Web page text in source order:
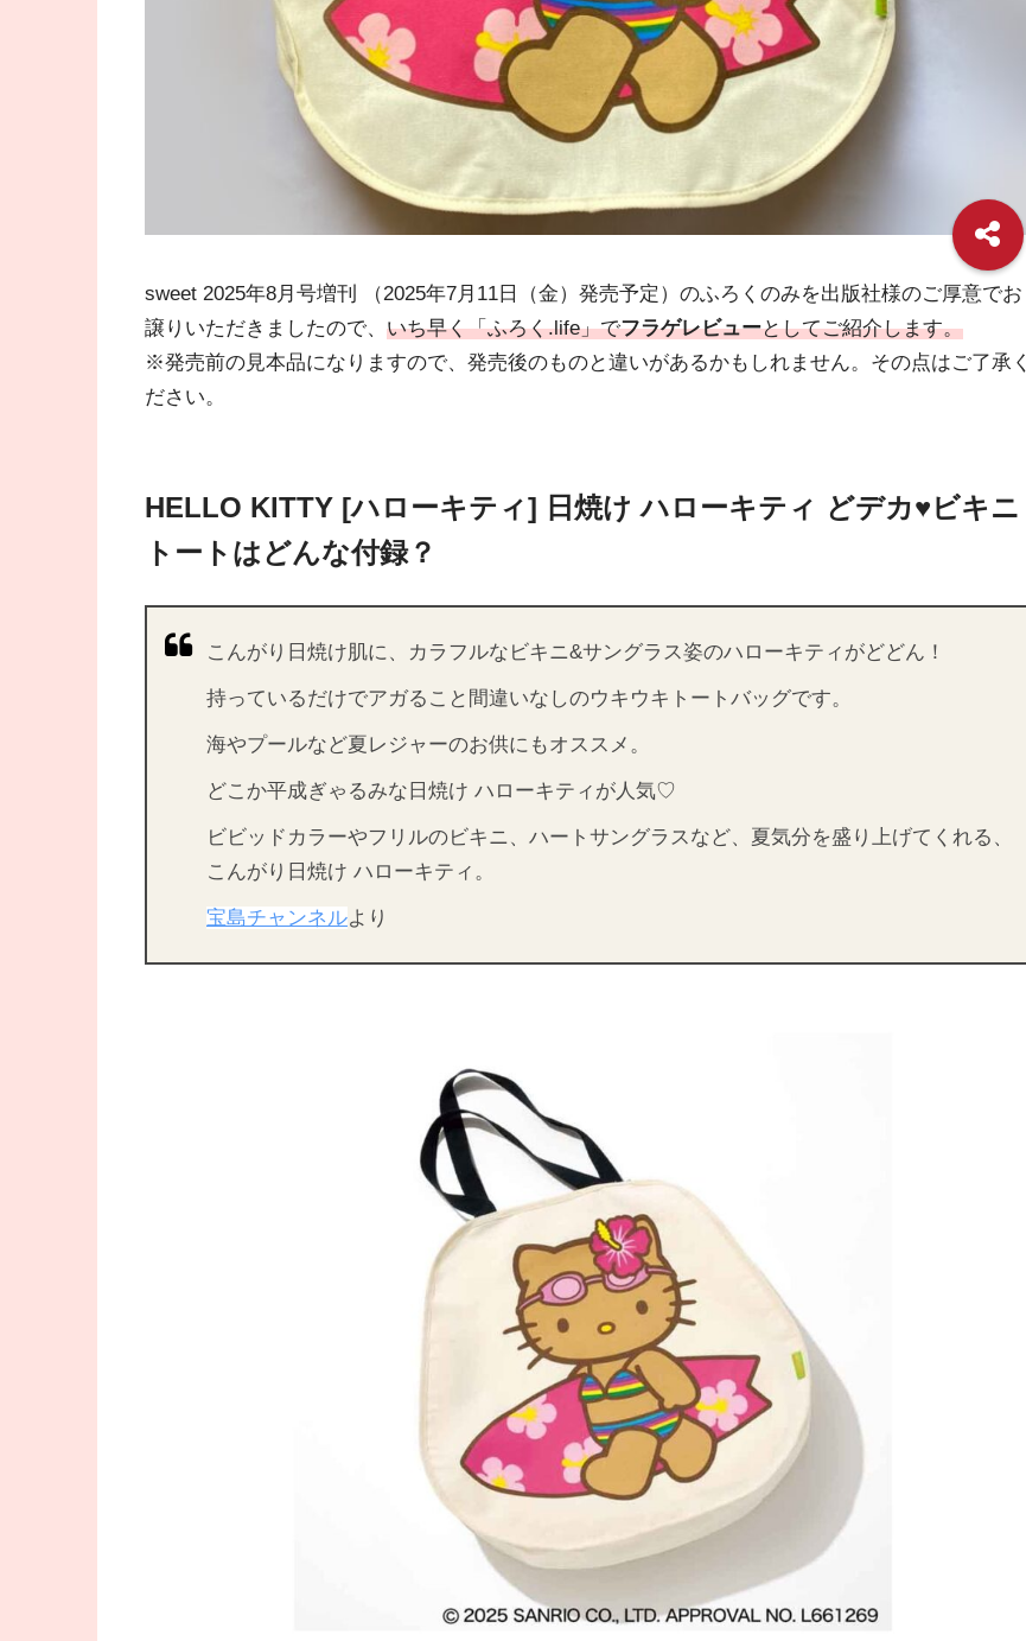
sweet 2025年8月号増刊 （2025年7月11日（金）発売予定）のふろくのみを出版社様のご厚意でお
譲りいただきましたので、 いち早く「ふろく.life」でフラゲレビューとしてご紹介します。
※発売前の見本品になりますので、発売後のものと違いがあるかもしれません。その点はご了承く
ださい。
HELLO KITTY [ハローキティ] 日焼け ハローキティ どデカ♥ビキニ
トートはどんな付録？
こんがり日焼け肌に、カラフルなビキニ&サングラス姿のハローキティがどどん！
持っているだけでアガること間違いなしのウキウキトートバッグです。
海やプールなど夏レジャーのお供にもオススメ。
どこか平成ぎゃるみな日焼け ハローキティが人気♡
ビビッドカラーやフリルのビキニ、ハートサングラスなど、夏気分を盛り上げてくれる、
こんがり日焼け ハローキティ。
宝島チャンネルより